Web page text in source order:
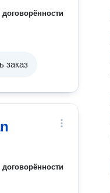
договорённости
заказ
договорённости